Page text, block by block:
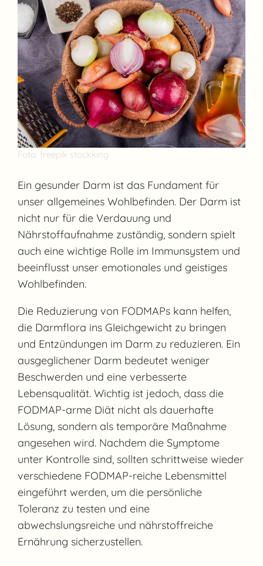
Foto: freepik stockking
Ein gesunder Darm ist das Fundament für
unser allgemeines Wohlbefinden. Der Darm ist
nicht nur für die Verdauung und
Nährstoffaufnahme zuständig, sondern spielt
auch eine wichtige Rolle im Immunsystem und
beeinflusst unser emotionales und geistiges
Wohlbefinden.
Die Reduzierung von FODMAPs kann helfen,
die Darmflora ins Gleichgewicht zu bringen
und Entzündungen im Darm zu reduzieren. Ein
ausgeglichener Darm bedeutet weniger
Beschwerden und eine verbesserte
Lebensqualität. Wichtig ist jedoch, dass die
FODMAP-arme Diät nicht als dauerhafte
Lösung, sondern als temporäre Maßnahme
angesehen wird. Nachdem die Symptome
unter Kontrolle sind, sollten schrittweise wieder
verschiedene FODMAP-reiche Lebensmittel
eingeführt werden, um die persönliche
Toleranz zu testen und eine
abwechslungsreiche und nährstoffreiche
Ernährung sicherzustellen.